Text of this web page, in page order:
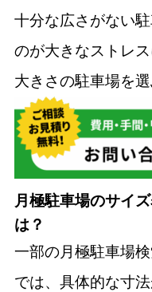
十分な広さがない
のが大きなストレ
大きさの駐車場を
月極駐車場のサイ
は？
一部の月極駐車場
では、具体的な寸